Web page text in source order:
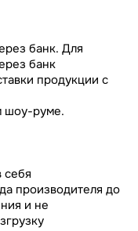
банк. Для
банк
продукции с
шоу-руме.
себя
производителя до
и не